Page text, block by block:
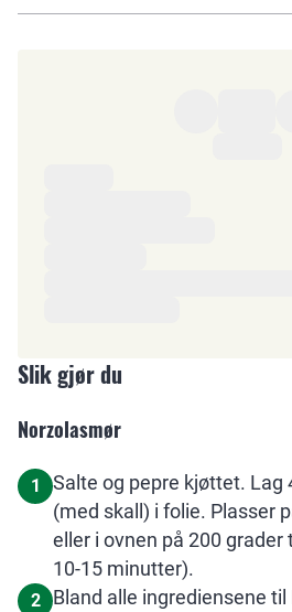
Slik gjør du
Norzolasmør
1
Salte og pepre kjøttet. Lag
(med skall) i folie. Plasser
eller i ovnen på 200 grader
10-15 minutter).
2
Bland alle ingrediensene